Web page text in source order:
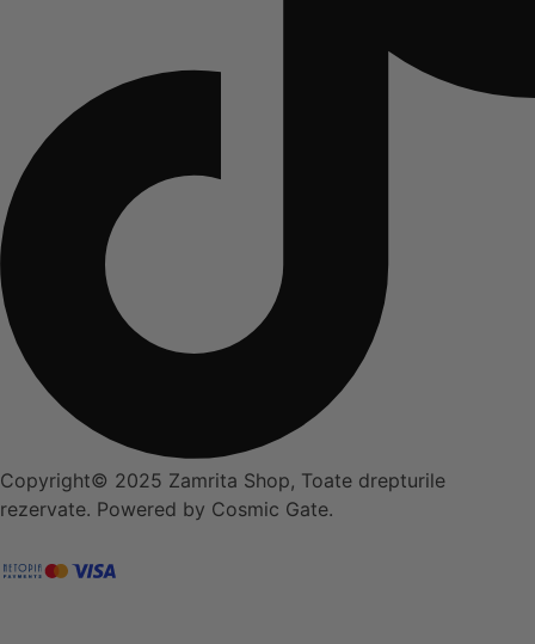
Copyright© 2025 Zamrita Shop, Toate drepturile
rezervate. Powered by Cosmic Gate.